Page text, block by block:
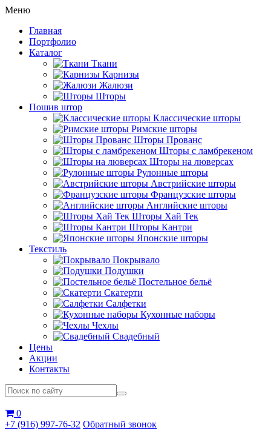
Меню
Главная
Портфолио
Каталог
Ткани
Карнизы
Жалюзи
Шторы
Пошив штор
Классические шторы
Римские шторы
Шторы Прованс
Шторы с ламбрекеном
Шторы на люверсах
Рулонные шторы
Австрийские шторы
Французские шторы
Английские шторы
Шторы Хай Тек
Шторы Кантри
Японские шторы
Текстиль
Покрывало
Подушки
Постельное бельё
Скатерти
Салфетки
Кухонные наборы
Чехлы
Свадебный
Цены
Акции
Контакты
0
+7 (916) 997-76-32 Обратный звонок